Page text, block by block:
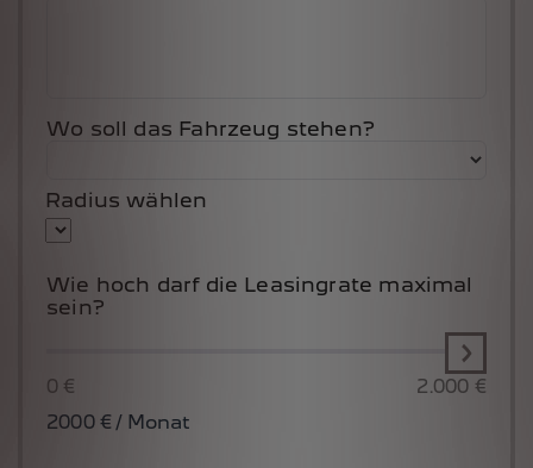
Wo soll das Fahrzeug stehen?
Radius wählen
Wie hoch darf die Leasingrate maximal
sein?
0 €
2.000 €
2000€ / Monat